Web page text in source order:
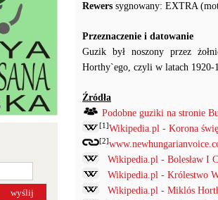
Rewers sygnowany: EXTRA
Przeznaczenie i datowanie
Guzik był noszony przez
Horthy`ego, czyli w latach 1920-
Źródła
Podobne guziki na stronie
[1]Wikipedia.pl - Korona
[2]
Wikipedia.pl - Bolesław I
Wikipedia.pl - Królestwo
Wikipedia.pl - Miklós